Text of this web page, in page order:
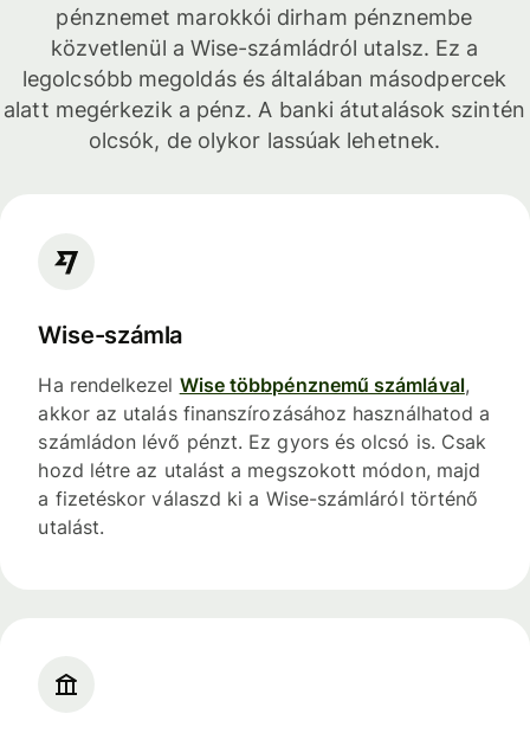
pénznemet marokkói dirham pénznembe
közvetlenül a Wise-számládról utalsz. Ez a
legolcsóbb megoldás és általában másodpercek
alatt megérkezik a pénz. A banki átutalások szintén
olcsók, de olykor lassúak lehetnek.
Wise-számla
Ha rendelkezel Wise többpénznemű számlával,
akkor az utalás finanszírozásához használhatod a
számládon lévő pénzt. Ez gyors és olcsó is. Csak
hozd létre az utalást a megszokott módon, majd
a fizetéskor válaszd ki a Wise-számláról történő
utalást.